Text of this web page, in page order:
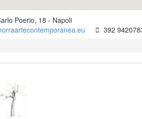
Poerio, 18 - Napoli
392